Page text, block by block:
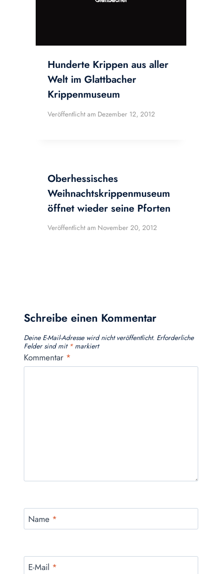
Hunderte Krippen aus aller
Welt im Glattbacher
Krippenmuseum
Veröffentlicht am Dezember 12, 2012
Oberhessisches
Weihnachtskrippenmuseum
öffnet wieder seine Pforten
Veröffentlicht am November 20, 2012
Schreibe einen Kommentar
Deine E-Mail-Adresse wird nicht veröffentlicht. Erforderliche
Felder sind mit *markiert
Kommentar *
Name *
E-Mail *